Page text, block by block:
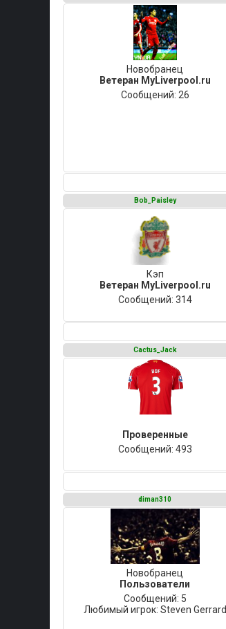
Новобранец
Ветеран MyLiverpool.ru
Сообщений: 26
Bob_Paisley
Кэп
Ветеран MyLiverpool.ru
Сообщений: 314
Cactus_Jack
Проверенные
Сообщений: 493
diman310
Новобранец
Пользователи
Сообщений: 5
Любимый игрок: Steven Gerrard